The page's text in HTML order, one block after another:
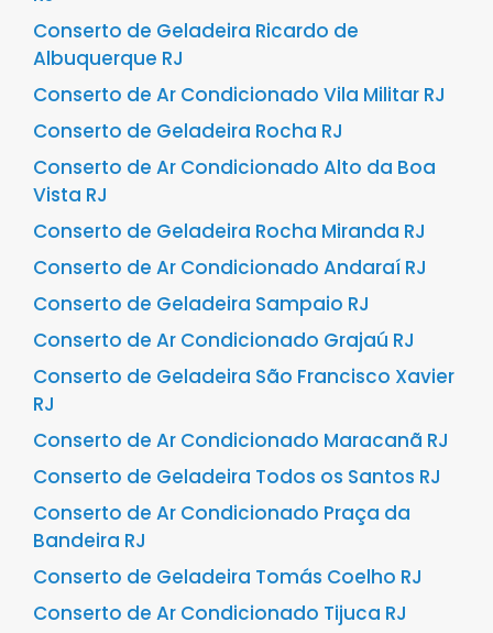
Conserto de Geladeira Ricardo de
Albuquerque RJ
Conserto de Ar Condicionado Vila Militar RJ
Conserto de Geladeira Rocha RJ
Conserto de Ar Condicionado Alto da Boa
Vista RJ
Conserto de Geladeira Rocha Miranda RJ
Conserto de Ar Condicionado Andaraí RJ
Conserto de Geladeira Sampaio RJ
Conserto de Ar Condicionado Grajaú RJ
Conserto de Geladeira São Francisco Xavier
RJ
Conserto de Ar Condicionado Maracanã RJ
Conserto de Geladeira Todos os Santos RJ
Conserto de Ar Condicionado Praça da
Bandeira RJ
Conserto de Geladeira Tomás Coelho RJ
Conserto de Ar Condicionado Tijuca RJ